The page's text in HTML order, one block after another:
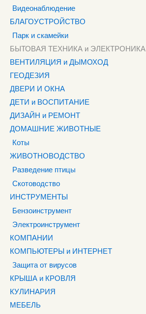
Видеонаблюдение
БЛАГОУСТРОЙСТВО
Парк и скамейки
БЫТОВАЯ ТЕХНИКА и ЭЛЕКТРОНИКА
ВЕНТИЛЯЦИЯ и ДЫМОХОД
ГЕОДЕЗИЯ
ДВЕРИ И ОКНА
ДЕТИ и ВОСПИТАНИЕ
ДИЗАЙН и РЕМОНТ
ДОМАШНИЕ ЖИВОТНЫЕ
Коты
ЖИВОТНОВОДСТВО
Разведение птицы
Скотоводство
ИНСТРУМЕНТЫ
Бензоинструмент
Электроинструмент
КОМПАНИИ
КОМПЬЮТЕРЫ и ИНТЕРНЕТ
Защита от вирусов
КРЫША и КРОВЛЯ
КУЛИНАРИЯ
МЕБЕЛЬ